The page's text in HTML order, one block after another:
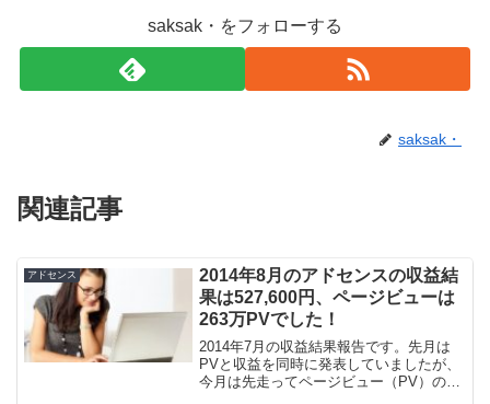
saksak・をフォローする
saksak・
関連記事
アドセンス
2014年8月のアドセンスの収益結
果は527,600円、ページビューは
263万PVでした！
2014年7月の収益結果報告です。先月は
PVと収益を同時に発表していましたが、
今月は先走ってページビュー（PV）の発